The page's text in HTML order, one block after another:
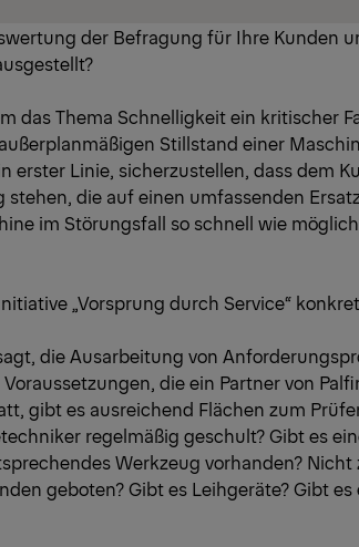
der Befragung für Ihre Kunden
das Thema Schnelligkeit ein kritischer
Stillstand einer
erster Linie, sicherzustellen, dass dem
die auf einen umfassenden
im Störungsfall so schnell wie
„Vorsprung durch Service“
die Ausarbeitung von
die ein Partner von
gibt es ausreichend Flächen zum
regelmäßig geschult? Gibt es
Werkzeug vorhanden? Nicht
geboten? Gibt es Leihgeräte? Gibt